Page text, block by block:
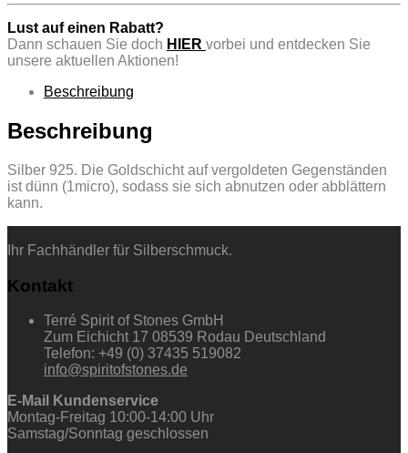
Lust auf einen Rabatt?
Dann schauen Sie doch HIER vorbei und entdecken Sie
unsere aktuellen Aktionen!
Beschreibung
Beschreibung
Silber 925. Die Goldschicht auf vergoldeten Gegenständen
ist dünn (1micro), sodass sie sich abnutzen oder abblättern
kann.
Ihr Fachhändler für Silberschmuck.
Kontakt
Terré Spirit of Stones GmbH
Zum Eichicht 17 08539 Rodau Deutschland
Telefon: +49 (0) 37435 519082
info@spiritofstones.de
E-Mail Kundenservice
Montag-Freitag 10:00-14:00 Uhr
Samstag/Sonntag geschlossen